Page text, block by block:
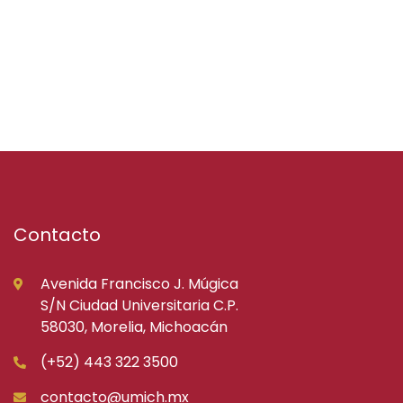
Contacto
Avenida Francisco J. Múgica
S/N Ciudad Universitaria C.P.
58030, Morelia, Michoacán
(+52) 443 322 3500
contacto@umich.mx